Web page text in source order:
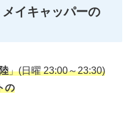
イキャッパーの
」(日曜 23:00～23:30)
の